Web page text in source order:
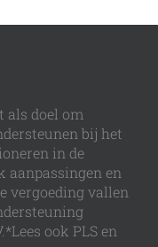
als doel om
bij het
in de
aanpassingen en
vergoeding vallen
ook PLS en